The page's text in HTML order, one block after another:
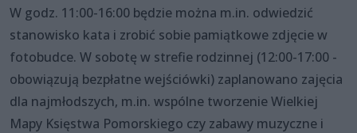
W godz. 11:00-16:00 będzie można m.in. odwiedzić
stanowisko kata i zrobić sobie pamiątkowe zdjęcie w
fotobudce. W sobotę w strefie rodzinnej (12:00-17:00 -
obowiązują bezpłatne wejściówki) zaplanowano zajęcia
dla najmłodszych, m.in. wspólne tworzenie Wielkiej
Mapy Księstwa Pomorskiego czy zabawy muzyczne i